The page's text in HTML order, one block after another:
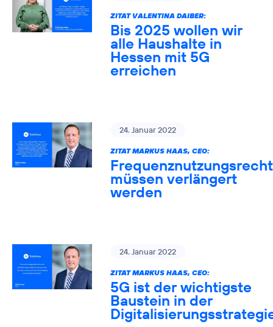
ZITAT VALENTINA DAIBER:
Bis 2025 wollen wir
alle Haushalte in
Hessen mit 5G
erreichen
24. Januar 2022
ZITAT MARKUS HAAS, CEO:
müssen verlängert
werden
24. Januar 2022
ZITAT MARKUS HAAS, CEO:
5G ist der wichtigste
Baustein in der